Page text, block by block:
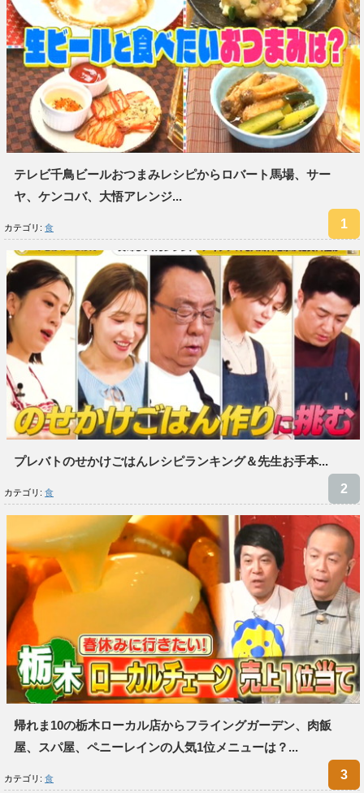
テレビ千鳥ビールおつまみレシピからロバート馬場、サー
ヤ、ケンコバ、大悟アレンジ...
カテゴリ: 食
プレバトのせかけごはんレシピランキング＆先生お手本...
カテゴリ: 食
帰れま10の栃木ローカル店からフライングガーデン、肉飯
屋、スパ屋、ペニーレインの人気1位メニューは？...
カテゴリ: 食